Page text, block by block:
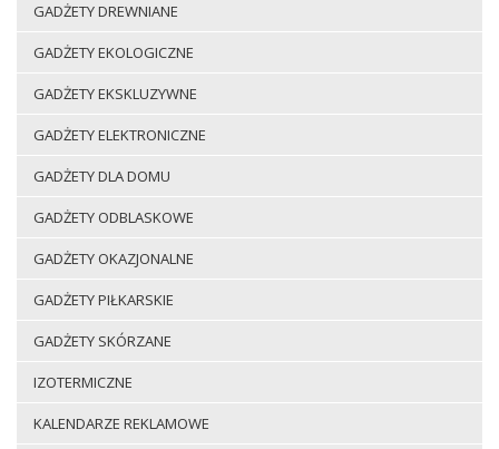
GADŻETY DREWNIANE
GADŻETY EKOLOGICZNE
GADŻETY EKSKLUZYWNE
GADŻETY ELEKTRONICZNE
GADŻETY DLA DOMU
GADŻETY ODBLASKOWE
GADŻETY OKAZJONALNE
GADŻETY PIŁKARSKIE
GADŻETY SKÓRZANE
IZOTERMICZNE
KALENDARZE REKLAMOWE